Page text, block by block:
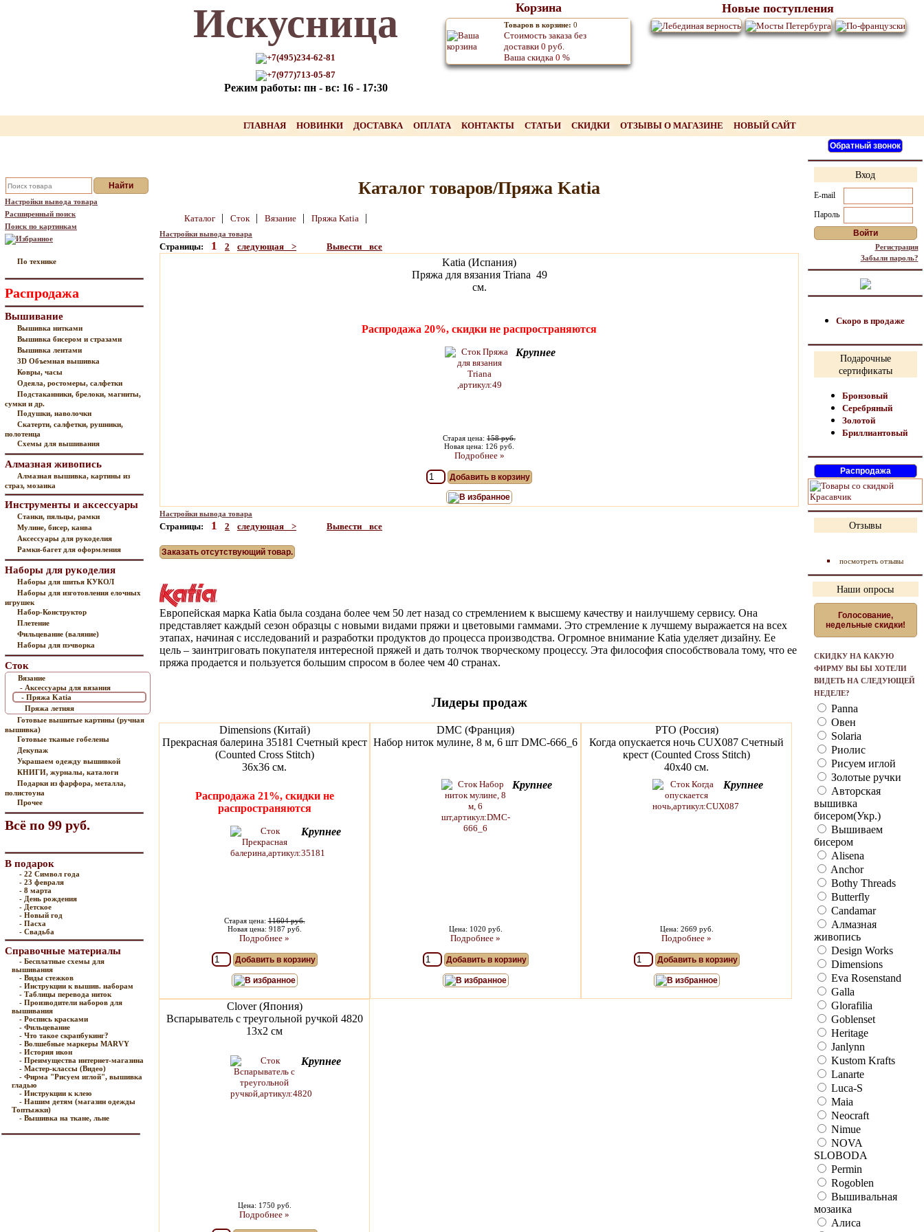
Только для Вас промокод на
Отправить
Искусница
+7(495)234-62-81
+7(977)713-05-87
Режим работы: пн - вс: 16 - 17:30
Корзина
Товаров в корзине: 0
Стоимость заказа без
доставки 0 руб.
Ваша скидка 0 %
Новые поступления
ГЛАВНАЯ НОВИНКИ ДОСТАВКА ОПЛАТА КОНТАКТЫ СТАТЬИ СКИДКИ ОТЗЫВЫ О МАГАЗИНЕ НОВЫЙ САЙТ
Настройки вывода товара
Расширенный поиск
Поиск по картинкам
Избранное
По технике
Распродажа
Вышивание
Вышивка нитками
Вышивка бисером и стразами
Вышивка лентами
3D Объемная вышивка
Ковры, часы
Одеяла, ростомеры, салфетки
Подстаканники, брелоки, магниты,
сумки и др.
Подушки, наволочки
Скатерти, салфетки, рушники,
полотенца
Схемы для вышивания
Алмазная живопись
Алмазная вышивка, картины из
страз, мозаика
Инструменты и аксессуары
Станки, пяльцы, рамки
Мулине, бисер, канва
Аксессуары для рукоделия
Рамки-багет для оформления
Наборы для рукоделия
Наборы для шитья КУКОЛ
Наборы для изготовления елочных
игрушек
Набор-Конструктор
Плетение
Фильцевание (валяние)
Наборы для пэчворка
Сток
Вязание
- Аксессуары для вязания
- Пряжа Katia
Пряжа летняя
Готовые вышитые картины (ручная
вышивка)
Готовые тканые гобелены
Декупаж
Украшаем одежду вышивкой
КНИГИ, журналы, каталоги
Подарки из фарфора, металла,
полистоуна
Прочее
Всё по 99 руб.
В подарок
- 22 Символ года
- 23 февраля
- 8 марта
- День рождения
- Детское
- Новый год
- Пасха
- Свадьба
Справочные материалы
- Бесплатные схемы для
вышивания
- Виды стежков
- Инструкции к вышив. наборам
- Таблицы перевода ниток
- Производители наборов для
вышивания
- Роспись красками
- Фильцевание
- Что такое скрапбукинг?
- Волшебные маркеры MARVY
- История икон
- Преимущества интернет-магазина
- Мастер-классы (Видео)
- Фирма "Рисуем иглой", вышивка
гладью
- Инструкции к клею
- Нашим детям (магазин одежды
Топтыжки)
- Вышивка на ткане, льне
Каталог товаров/Пряжа Katia
Каталог | Сток | Вязание | Пряжа Katia |
Настройки вывода товара
Страницы: 1 2 следующая > Вывести все
Katia (Испания)
Пряжа для вязания Triana 49
см.
Распродажа 20%, скидки не распространяются
Крупнее
Старая цена: 158 руб.
Новая цена: 126 руб.
Подробнее »
Добавить в корзину
В избранное
Настройки вывода товара
Страницы: 1 2 следующая > Вывести все
Заказать отсутствующий товар.
Европейская марка Katia была создана более чем 50 лет назад со стремлением к высшему качеству и наилучшему сервису. Она
представляет каждый сезон образцы с новыми видами пряжи и цветовыми гаммами. Это стремление к лучшему выражается на всех
этапах, начиная с исследований и разработки продуктов до процесса производства. Огромное внимание Katia уделяет дизайну. Ее
цель – заинтриговать покупателя интересной пряжей и дать толчок творческому процессу. Эта философия способствовала тому, что ее
пряжа продается и пользуется большим спросом в более чем 40 странах.
Лидеры продаж
Dimensions (Китай)
Прекрасная балерина 35181 Счетный крест
(Counted Cross Stitch)
36х36 см.
Распродажа 21%, скидки не
распространяются
Крупнее
Старая цена:11604 руб.
Новая цена: 9187 руб.
Подробнее »
Добавить в корзину
В избранное
DMC (Франция)
Набор ниток мулине, 8 м, 6 шт DMC-666_6
Крупнее
Цена: 1020 руб.
Подробнее »
Добавить в корзину
В избранное
РТО (Россия)
Когда опускается ночь CUX087 Счетный
крест (Counted Cross Stitch)
40х40 см.
Крупнее
Цена: 2669 руб.
Подробнее »
Добавить в корзину
В избранное
Clover (Япония)
Вспарыватель с треугольной ручкой 4820
13x2 см
Крупнее
Цена: 1750 руб.
Подробнее »
Вход
E-mail
Пароль
Регистрация
Забыли пароль?
Скоро в продаже
Подарочные
сертификаты
Бронзовый
Серебряный
Золотой
Бриллиантовый
Отзывы
посмотреть отзывы
Наши опросы
Голосование,
недельные скидки!
СКИДКУ НА КАКУЮ
ФИРМУ ВЫ БЫ ХОТЕЛИ
ВИДЕТЬ НА СЛЕДУЮЩЕЙ
НЕДЕЛЕ?
Panna
Овен
Solaria
Риолис
Рисуем иглой
Золотые ручки
Авторская
вышивка
бисером(Укр.)
Вышиваем
бисером
Alisena
Anchor
Bothy Threads
Butterfly
Candamar
Алмазная
живопись
Design Works
Dimensions
Eva Rosenstand
Galla
Glorafilia
Goblenset
Heritage
Janlynn
Kustom Krafts
Lanarte
Luca-S
Maia
Neocraft
Nimue
NOVA
SLOBODA
Permin
Rogoblen
Вышивальная
мозаика
Алиса